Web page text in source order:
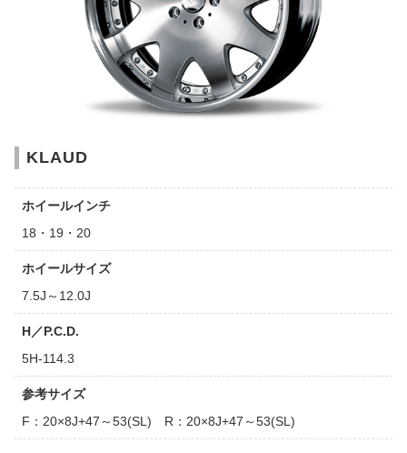
KLAUD
ホイールインチ
18・19・20
ホイールサイズ
7.5J～12.0J
H／P.C.D.
5H-114.3
参考サイズ
F：20×8J+47～53(SL) R：20×8J+47～53(SL)